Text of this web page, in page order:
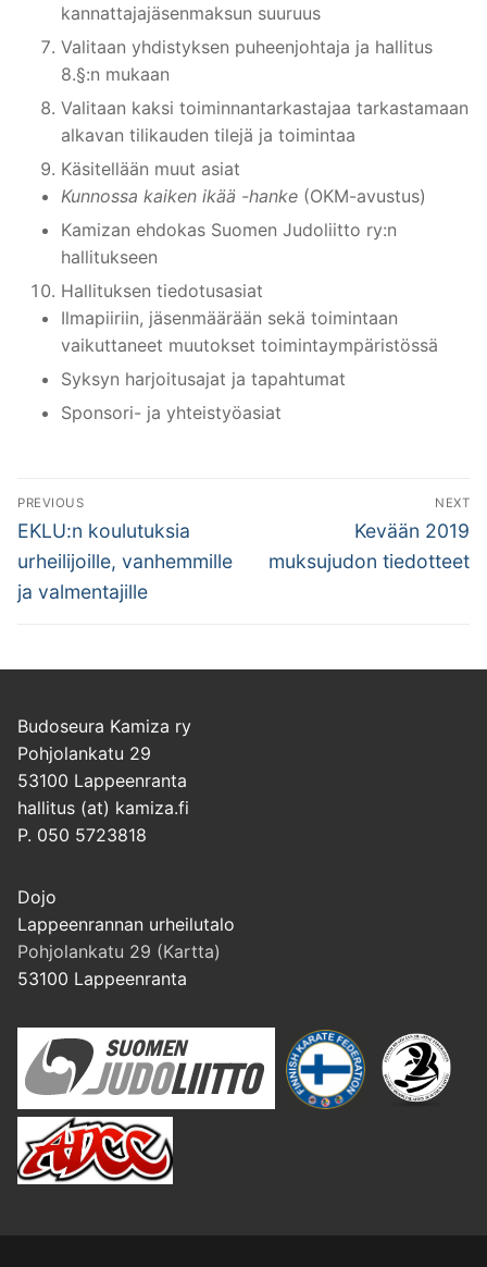
kannattajajäsenmaksun suuruus
Valitaan yhdistyksen puheenjohtaja ja hallitus
8.§:n mukaan
Valitaan kaksi toiminnantarkastajaa tarkastamaan
alkavan tilikauden tilejä ja toimintaa
Käsitellään muut asiat
Kunnossa kaiken ikää -hanke (OKM-avustus)
Kamizan ehdokas Suomen Judoliitto ry:n
hallitukseen
Hallituksen tiedotusasiat
Ilmapiiriin, jäsenmäärään sekä toimintaan
vaikuttaneet muutokset toimintaympäristössä
Syksyn harjoitusajat ja tapahtumat
Sponsori- ja yhteistyöasiat
Artikkelien
selaus
PREVIOUS
Previous
post:
EKLU:n koulutuksia
urheilijoille, vanhemmille
ja valmentajille
NEXT
Next
post:
Kevään 2019
muksujudon tiedotteet
Budoseura Kamiza ry
Pohjolankatu 29
53100 Lappeenranta
hallitus (at) kamiza.fi
P. 050 5723818
Dojo
Lappeenrannan urheilutalo
Pohjolankatu 29 (Kartta)
53100 Lappeenranta